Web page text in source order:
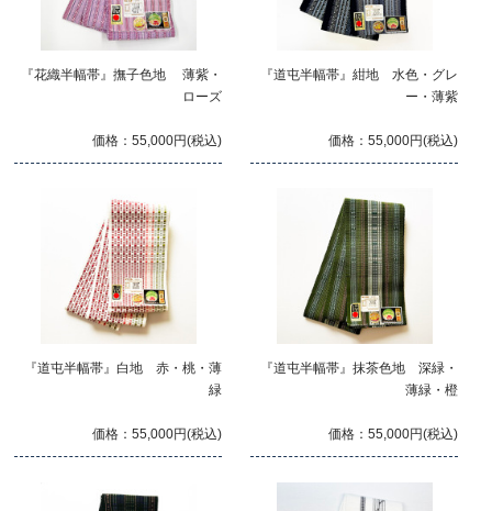
『花織半幅帯』撫子色地 薄紫・
ローズ
価格：55,000円(税込)
『道屯半幅帯』紺地 水色・グレ
ー・薄紫
価格：55,000円(税込)
『道屯半幅帯』白地 赤・桃・薄
緑
価格：55,000円(税込)
『道屯半幅帯』抹茶色地 深緑・
薄緑・橙
価格：55,000円(税込)